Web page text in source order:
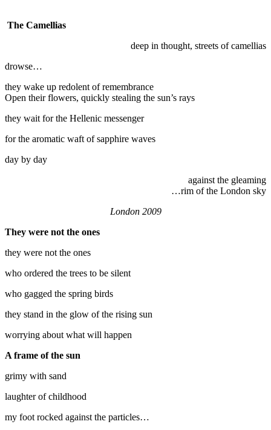
The Camellias
deep in thought, streets of camellias
drowse…
they wake up redolent of remembrance
Open their flowers, quickly stealing the sun’s rays
they wait for the Hellenic messenger
for the aromatic waft of sapphire waves
day by day
against the gleaming
rim of the London sky…
London 2009
They were not the ones
they were not the ones
who ordered the trees to be silent
who gagged the spring birds
they stand in the glow of the rising sun
worrying about what will happen
A frame of the sun
grimy with sand
laughter of childhood
my foot rocked against the particles…